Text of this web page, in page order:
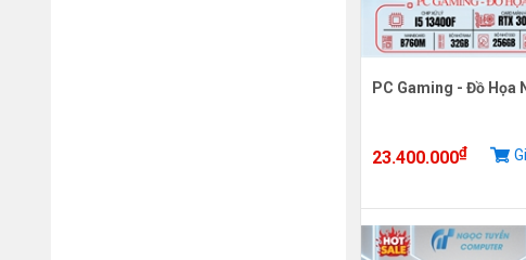
PC Gaming - Đồ Họa
23.400.000₫